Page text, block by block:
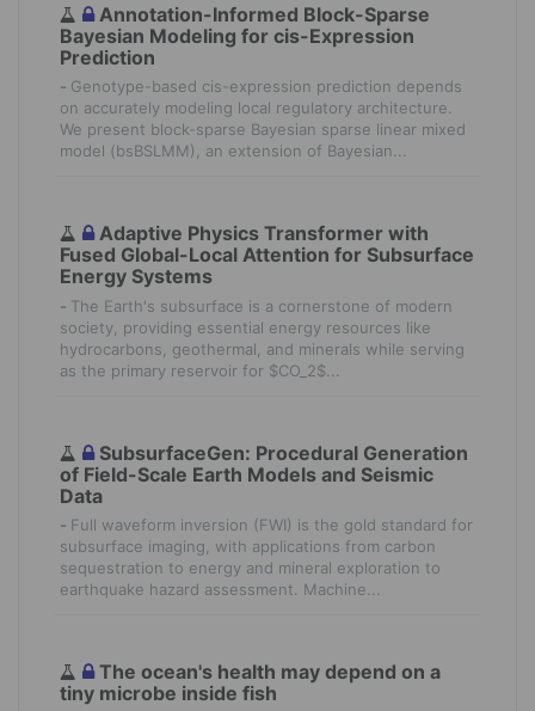
Annotation-Informed Block-Sparse
Bayesian Modeling for cis-Expression
Prediction
- Genotype-based cis-expression prediction depends
on accurately modeling local regulatory architecture.
We present block-sparse Bayesian sparse linear mixed
model (bsBSLMM), an extension of Bayesian...
Adaptive Physics Transformer with
Fused Global-Local Attention for Subsurface
Energy Systems
- The Earth's subsurface is a cornerstone of modern
society, providing essential energy resources like
hydrocarbons, geothermal, and minerals while serving
as the primary reservoir for $CO_2$...
SubsurfaceGen: Procedural Generation
of Field-Scale Earth Models and Seismic
Data
- Full waveform inversion (FWI) is the gold standard for
subsurface imaging, with applications from carbon
sequestration to energy and mineral exploration to
earthquake hazard assessment. Machine...
The ocean's health may depend on a
tiny microbe inside fish